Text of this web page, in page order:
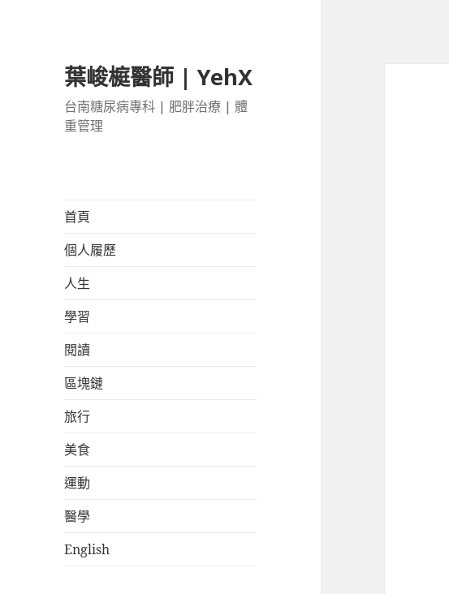
葉峻榳醫師 | YehX
台南糖尿病專科 | 肥胖治療 | 體
重管理
首頁
個人履歷
人生
學習
閱讀
區塊鏈
旅行
美食
運動
醫學
English